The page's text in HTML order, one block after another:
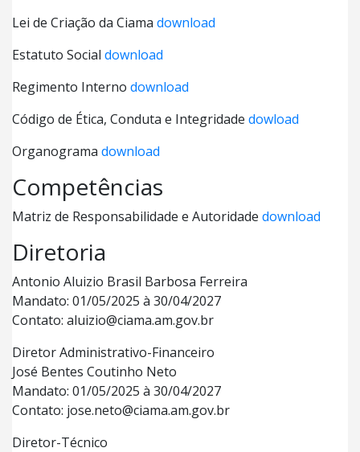
Lei de Criação da Ciama download
Estatuto Social download
Regimento Interno download
Código de Ética, Conduta e Integridade dowload
Organograma download
Competências
Matriz de Responsabilidade e Autoridade download
Diretoria
Antonio Aluizio Brasil Barbosa Ferreira
Mandato: 01/05/2025 à 30/04/2027
Contato: aluizio@ciama.am.gov.br
Diretor Administrativo-Financeiro
José Bentes Coutinho Neto
Mandato: 01/05/2025 à 30/04/2027
Contato: jose.neto@ciama.am.gov.br
Diretor-Técnico